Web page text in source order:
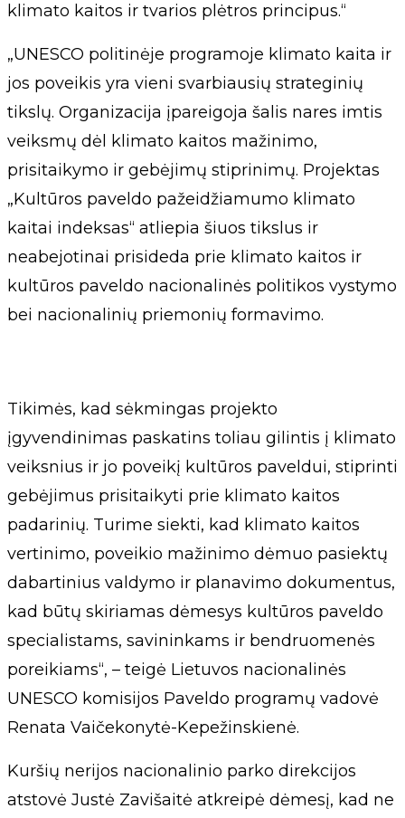
klimato kaitos ir tvarios plėtros principus.“
„UNESCO politinėje programoje klimato kaita ir
jos poveikis yra vieni svarbiausių strateginių
tikslų. Organizacija įpareigoja šalis nares imtis
veiksmų dėl klimato kaitos mažinimo,
prisitaikymo ir gebėjimų stiprinimų. Projektas
„Kultūros paveldo pažeidžiamumo klimato
kaitai indeksas“ atliepia šiuos tikslus ir
neabejotinai prisideda prie klimato kaitos ir
kultūros paveldo nacionalinės politikos vystymo
bei nacionalinių priemonių formavimo.
Tikimės, kad sėkmingas projekto
įgyvendinimas paskatins toliau gilintis į klimato
veiksnius ir jo poveikį kultūros paveldui, stiprinti
gebėjimus prisitaikyti prie klimato kaitos
padarinių. Turime siekti, kad klimato kaitos
vertinimo, poveikio mažinimo dėmuo pasiektų
dabartinius valdymo ir planavimo dokumentus,
kad būtų skiriamas dėmesys kultūros paveldo
specialistams, savininkams ir bendruomenės
poreikiams“, – teigė Lietuvos nacionalinės
UNESCO komisijos Paveldo programų vadovė
Renata Vaičekonytė-Kepežinskienė.
Kuršių nerijos nacionalinio parko direkcijos
atstovė Justė Zavišaitė atkreipė dėmesį, kad ne